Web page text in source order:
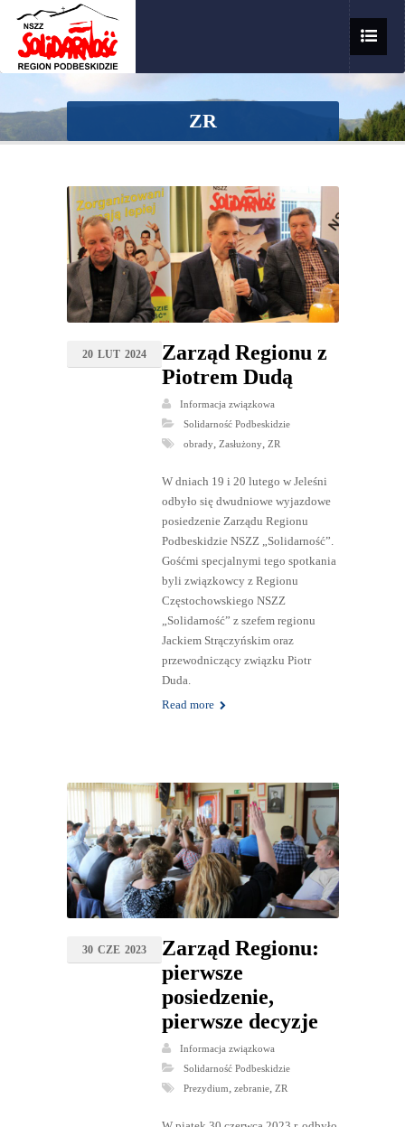
ZR
20 LUT 2024
Zarząd Regionu z
Piotrem Dudą
Informacja związkowa
Solidarność Podbeskidzie
obrady, Zasłużony, ZR
W dniach 19 i 20 lutego w Jeleśni
odbyło się dwudniowe wyjazdowe
posiedzenie Zarządu Regionu
Podbeskidzie NSZZ „Solidarność”.
Gośćmi specjalnymi tego spotkania
byli związkowcy z Regionu
Częstochowskiego NSZZ
„Solidarność” z szefem regionu
Jackiem Strączyńskim oraz
przewodniczący związku Piotr
Duda.
Read more
30 CZE 2023
Zarząd Regionu:
pierwsze
posiedzenie,
pierwsze decyzje
Informacja związkowa
Solidarność Podbeskidzie
Prezydium, zebranie, ZR